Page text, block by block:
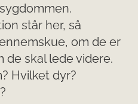
står her, så
om de er
skal lede videre.
Hvilket dyr?